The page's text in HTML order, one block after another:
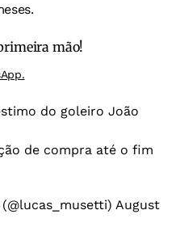
mão!
do goleiro João
de compra até o fim
August